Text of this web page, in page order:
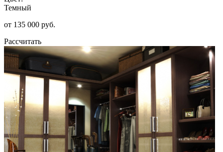
Темный
от 135 000 руб.
Рассчитать